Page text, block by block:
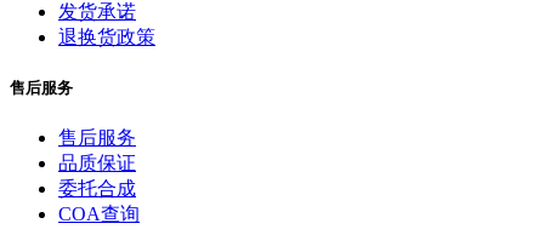
发货承诺
退换货政策
售后服务
售后服务
品质保证
委托合成
COA查询